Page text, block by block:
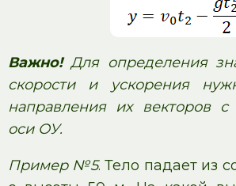
Важно!Для определения
скорости и ускорения
направления их векторов с
оси ОУ.
Пример №5. Тело падает из